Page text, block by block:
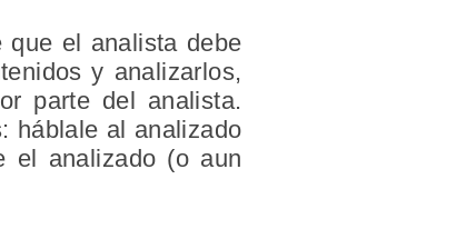
el analista debe
y analizarlos,
parte del analista.
háblale al analizado
el analizado (o aun